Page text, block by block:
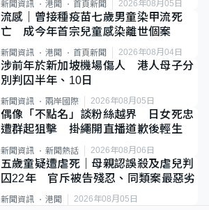
新聞資訊 港聞 首頁新聞 2026年08月05日
流感｜曾接種疫苗七歲男童染甲流死
亡 成今年首宗兒童感染離世個案
新聞資訊 港聞 首頁新聞 2026年08月04日
涉前年於新加坡機場傷人 港人母子分
別判囚半年、10日
新聞資訊 兩岸國際 2026年08月05日
偶像「不點名」談粉絲越界 日女死忠
遭群起狙擊 掛繩開直播道歉後輕生
新聞資訊 新聞熱話 2026年08月06日
五歲童疑遭虐死｜母親認誤殺及虐兒判
囚22年 官斥被告殘忍、同類案最惡劣
新聞資訊 港聞 2026年08月05日